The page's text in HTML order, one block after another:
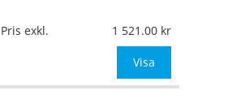
Material:
Plan aluminium,
0,7mm (väggmontage)
500x400mm (eller annat
Pris exkl. 1 521.00
Visa